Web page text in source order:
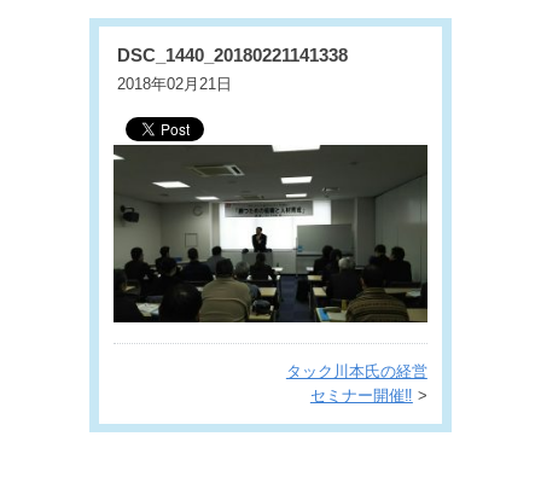
DSC_1440_20180221141338
2018年02月21日
タック川本氏の経営
セミナー開催‼ >